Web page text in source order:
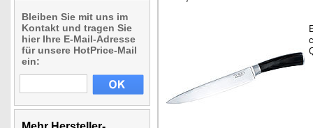
Bleiben Sie mit uns im
Kontakt und tragen Sie
hier Ihre E-Mail-Adresse
für unsere HotPrice-Mail
ein: